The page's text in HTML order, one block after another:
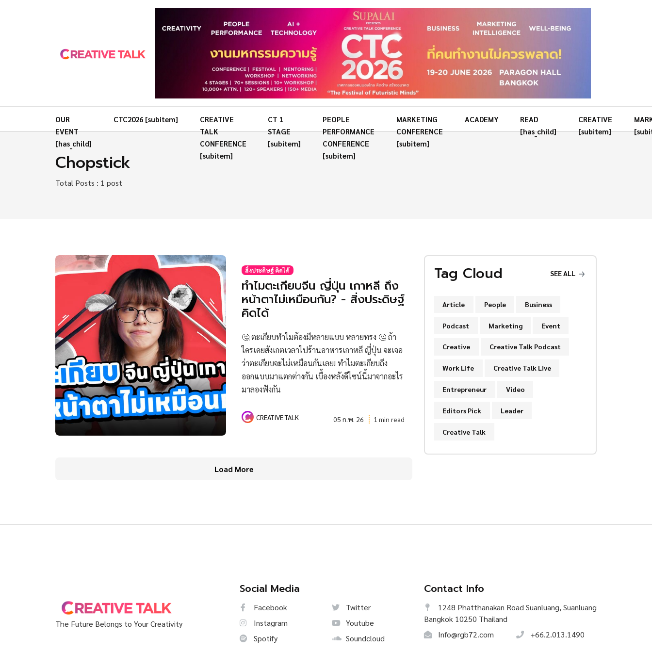
OUR
EVENT
[has_child]
CTC2026 [subitem]
CREATIVE
TALK
CONFERENCE
[subitem]
CT 1
STAGE
[subitem]
PEOPLE
PERFORMANCE
CONFERENCE
[subitem]
MARKETING
CONFERENCE
[subitem]
ACADEMY
READ
[has_child]
CREATIVE
[subitem]
Chopstick
Total Posts : 1 post
สิ่งประดิษฐ์ คิดได้
ทำไมตะเกียบจีน ญี่ปุ่น เกาหลี ถึง
หน้าตาไม่เหมือนกัน? - สิ่งประดิษฐ์
คิดได้
🤔 ตะเกียบทำไมต้องมีหลายแบบ หลายทรง 🤔 ถ้า
ใครเคยสังเกตเวลาไปร้านอาหารเกาหลี ญี่ปุ่น จะเจอ
ว่าตะเกียบจะไม่เหมือนกันเลย! ทำไมตะเกียบถึง
ออกแบบมาแตกต่างกัน เบื้องหลังดีไซน์นี้มาจากอะไร
มาลองฟังกัน
CREATIVE TALK 05 ก.พ. 26 1 min read
Load More
Tag Cloud SEE ALL
Article People Business
Podcast Marketing Event
Creative Creative Talk Podcast
Work Life Creative Talk Live
Entrepreneur Video
Editors Pick Leader
Creative Talk
The Future Belongs to Your Creativity
Social Media
Facebook
Twitter
Instagram
Youtube
Spotify
Soundcloud
Contact Info
1248 Phatthanakan Road Suanluang, Suanluang
Bangkok 10250 Thailand
Info@rgb72.com
+66.2.013.1490